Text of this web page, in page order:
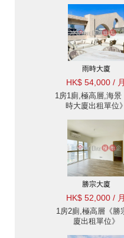
雨時大廈
HK$ 54,000 / 月
1房1廁,極高層,海景
時大廈出租單位》
勝宗大廈
HK$ 52,000 / 月
1房2廁,極高層《勝
廈出租單位》